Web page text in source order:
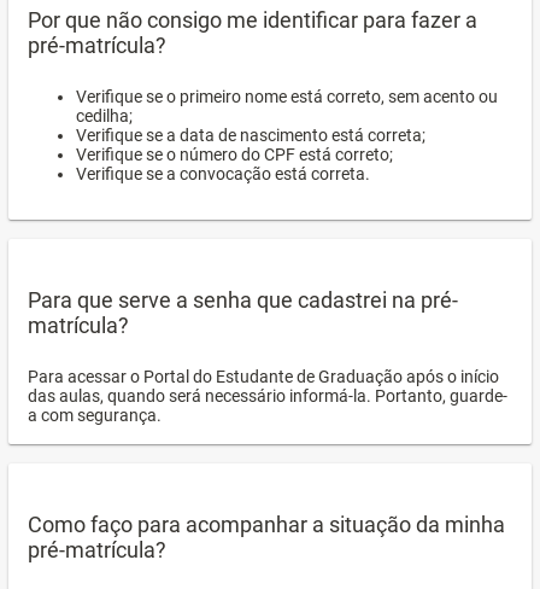
Por que não consigo me identificar para fazer a
pré-matrícula?
Verifique se o primeiro nome está correto, sem acento ou
cedilha;
Verifique se a data de nascimento está correta;
Verifique se o número do CPF está correto;
Verifique se a convocação está correta.
Para que serve a senha que cadastrei na pré-
matrícula?
Para acessar o Portal do Estudante de Graduação após o início
das aulas, quando será necessário informá-la. Portanto, guarde-
a com segurança.
Como faço para acompanhar a situação da minha
pré-matrícula?